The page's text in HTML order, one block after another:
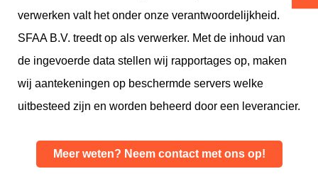
verwerken valt het onder onze verantwoordelijkheid.
SFAA B.V. treedt op als verwerker. Met de inhoud van
de ingevoerde data stellen wij rapportages op, maken
wij aantekeningen op beschermde servers welke
uitbesteed zijn en worden beheerd door een leverancier.
Meer weten? Neem contact met ons op!